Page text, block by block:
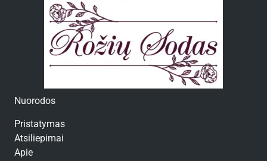
Nuorodos
Pristatymas
Atsiliepimai
Apie